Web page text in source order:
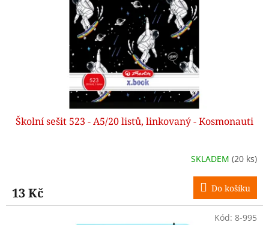
Školní sešit 523 - A5/20 listů, linkovaný - Kosmonauti
SKLADEM (20 ks)
13 Kč Do košíku
Kód: 8-995